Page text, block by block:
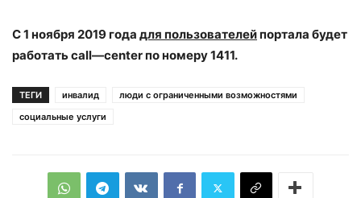
С 1 ноября 2019 года для пользователейпортала будет
работатьcall—centerпо номеру 1411.
ТЕГИ инвалид
люди с ограниченными возможностями
социальные услуги